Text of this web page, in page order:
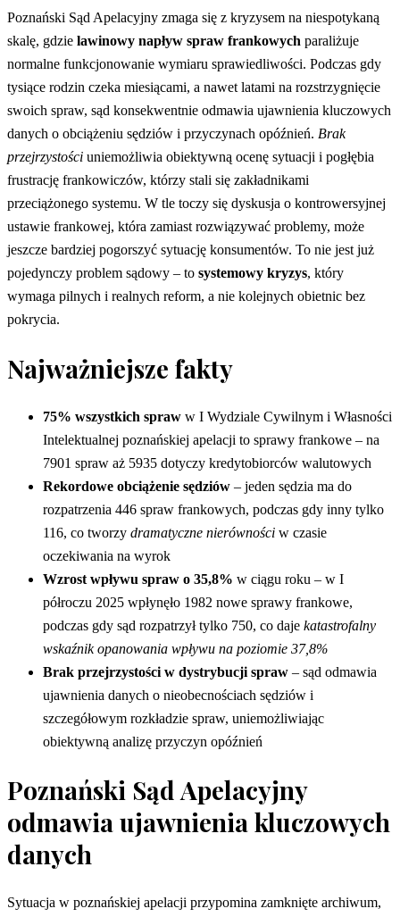
Poznański Sąd Apelacyjny zmaga się z kryzysem na niespotykaną
skalę, gdzie lawinowy napływ spraw frankowych paraliżuje
normalne funkcjonowanie wymiaru sprawiedliwości. Podczas gdy
tysiące rodzin czeka miesiącami, a nawet latami na rozstrzygnięcie
swoich spraw, sąd konsekwentnie odmawia ujawnienia kluczowych
danych o obciążeniu sędziów i przyczynach opóźnień. Brak
przejrzystości uniemożliwia obiektywną ocenę sytuacji i pogłębia
frustrację frankowiczów, którzy stali się zakładnikami
przeciążonego systemu. W tle toczy się dyskusja o kontrowersyjnej
ustawie frankowej, która zamiast rozwiązywać problemy, może
jeszcze bardziej pogorszyć sytuację konsumentów. To nie jest już
pojedynczy problem sądowy – to systemowy kryzys, który
wymaga pilnych i realnych reform, a nie kolejnych obietnic bez
pokrycia.
Najważniejsze fakty
75% wszystkich spraw w I Wydziale Cywilnym i Własności
Intelektualnej poznańskiej apelacji to sprawy frankowe – na
7901 spraw aż 5935 dotyczy kredytobiorców walutowych
Rekordowe obciążenie sędziów – jeden sędzia ma do
rozpatrzenia 446 spraw frankowych, podczas gdy inny tylko
116, co tworzy dramatyczne nierówności w czasie
oczekiwania na wyrok
Wzrost wpływu spraw o 35,8% w ciągu roku – w I
półroczu 2025 wpłynęło 1982 nowe sprawy frankowe,
podczas gdy sąd rozpatrzył tylko 750, co daje katastrofalny
wskaźnik opanowania wpływu na poziomie 37,8%
Brak przejrzystości w dystrybucji spraw – sąd odmawia
ujawnienia danych o nieobecnościach sędziów i
szczegółowym rozkładzie spraw, uniemożliwiając
obiektywną analizę przyczyn opóźnień
Poznański Sąd Apelacyjny
odmawia ujawnienia kluczowych
danych
Sytuacja w poznańskiej apelacji przypomina zamknięte archiwum,